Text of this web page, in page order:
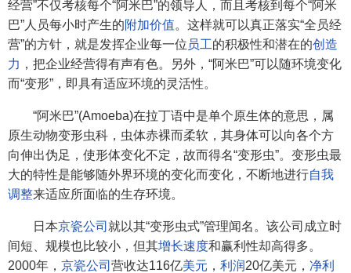
经营”不仅考核每个“阿米巴”的领导人，而且考核到每个“阿米
巴”人员每小时产生的附加价值。这样就可以真正落实“全员经
营”的方针，就是发挥企业每一位 员工的积极性和潜在的创造
力 ，把企业经营得有声有色。另外，“阿米巴”可以随环境变化
而“变形”，即具有适应环境的灵活性。
“阿米巴”(Amoeba)在拉丁语中是单个原生体的意思，属
原生动物变形虫科，虫体赤裸而柔软，其身体可以向各个方
向伸出伪足，使形体变化不定，故而得名“变形虫”。变形虫最
大的特性是能够随外界环境的变化而变化，不断地进行自我
调整来适应所面临的生存环境。
日本京瓷公司 就以其“变形虫式”管理闻名。该公司成立时
间短、规模也比较小，但其增长速度和赢利性却高得多。
2000年， 京瓷公司 营收达116亿美元 ， 利润20亿美元， 净利